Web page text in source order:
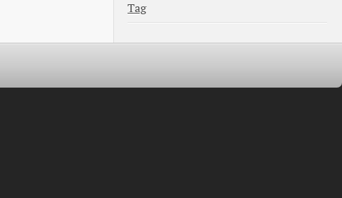
Tag